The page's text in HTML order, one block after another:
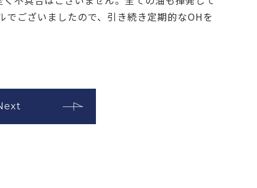
ございましたので、引き続き定期的なOHを